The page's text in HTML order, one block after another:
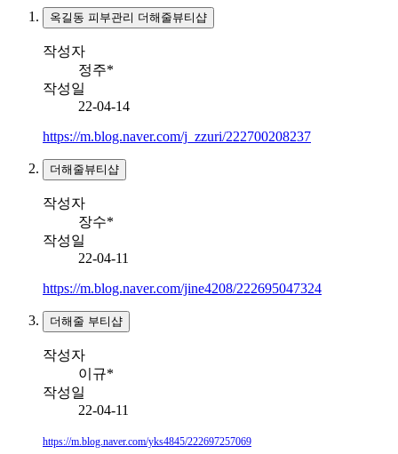
옥길동 피부관리 더해줄뷰티샵
작성자
정주*
작성일
22-04-14
https://m.blog.naver.com/j_zzuri/222700208237
더해줄뷰티샵
작성자
장수*
작성일
22-04-11
https://m.blog.naver.com/jine4208/222695047324
더해줄 부티샵
작성자
이규*
작성일
22-04-11
https://m.blog.naver.com/yks4845/222697257069